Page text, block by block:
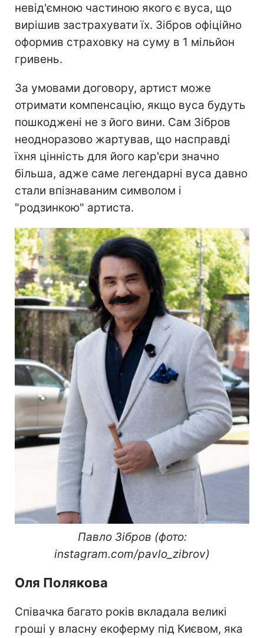
невід'ємною частиною якого є вуса, що
вирішив застрахувати їх. Зібров офіційно
оформив страховку на суму в 1 мільйон
гривень.
За умовами договору, артист може
отримати компенсацію, якщо вуса будуть
пошкоджені не з його вини. Сам Зібров
неодноразово жартував, що насправді
їхня цінність для його кар'єри значно
більша, адже саме легендарні вуса давно
стали впізнаваним символом і
"родзинкою" артиста.
Павло Зібров (фото:
instagram.com/pavlo_zibrov)
Оля Полякова
Співачка багато років вкладала великі
гроші у власну екоферму під Києвом, яка